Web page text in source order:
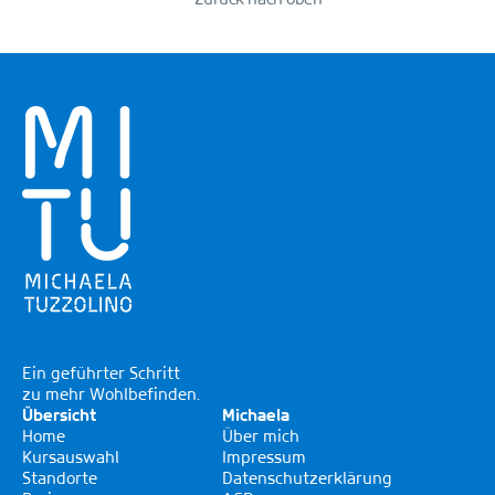
Ein geführter Schritt
zu mehr Wohlbefinden.
Übersicht
Home
Kursauswahl
Standorte
Michaela
Über mich
Impressum
Datenschutzerklärung